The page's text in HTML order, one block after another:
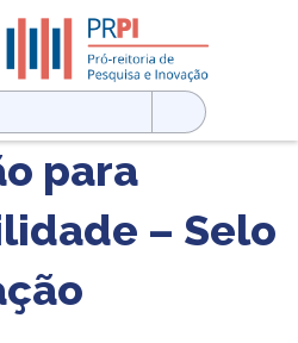
para
– Selo